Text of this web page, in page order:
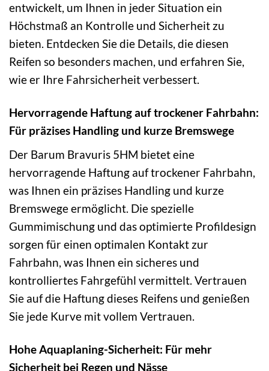
entwickelt, um Ihnen in jeder Situation ein
Höchstmaß an Kontrolle und Sicherheit zu
bieten. Entdecken Sie die Details, die diesen
Reifen so besonders machen, und erfahren Sie,
wie er Ihre Fahrsicherheit verbessert.
Hervorragende Haftung auf trockener Fahrbahn:
Für präzises Handling und kurze Bremswege
Der Barum Bravuris 5HM bietet eine
hervorragende Haftung auf trockener Fahrbahn,
was Ihnen ein präzises Handling und kurze
Bremswege ermöglicht. Die spezielle
Gummimischung und das optimierte Profildesign
sorgen für einen optimalen Kontakt zur
Fahrbahn, was Ihnen ein sicheres und
kontrolliertes Fahrgefühl vermittelt. Vertrauen
Sie auf die Haftung dieses Reifens und genießen
Sie jede Kurve mit vollem Vertrauen.
Hohe Aquaplaning-Sicherheit: Für mehr
Sicherheit bei Regen und Nässe